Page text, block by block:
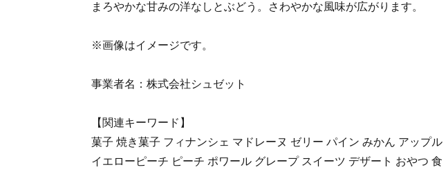
まろやかな甘みの洋なしとぶどう。さわやかな風味が広がります。
※画像はイメージです。
事業者名：株式会社シュゼット
【関連キーワード】
菓子 焼き菓子 フィナンシェ マドレーヌ ゼリー パイン みかん アップル
イエローピーチ ピーチ ポワール グレープ スイーツ デザート おやつ 食